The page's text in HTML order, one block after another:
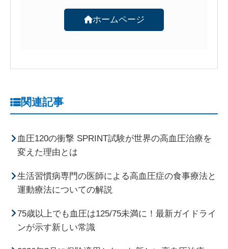
ホームページ
関連記事
血圧120の衝撃 SPRINT試験が世界の高血圧治療を
変えた理由とは
生活習慣病専門の医師による高血圧症の食事療法と
運動療法についての解説
75歳以上でも血圧は125/75未満に！最新ガイドライ
ンが示す新しい常識